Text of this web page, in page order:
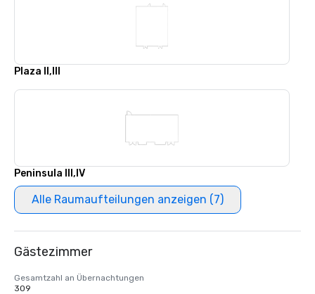
Plaza II,III
Peninsula III,IV
Alle Raumaufteilungen anzeigen (7)
Gästezimmer
Gesamtzahl an Übernachtungen
309